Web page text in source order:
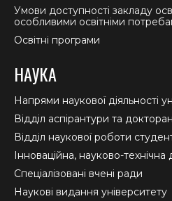
Умови доступності закладу
особливими освітніми
Освітні програми
НАУКА
Напрями наукової діяльності
Відділ аспірантури та
Відділ наукової роботи
Інноваційна, науково-технічна
Спеціалізовані вчені ради
Наукові видання університету